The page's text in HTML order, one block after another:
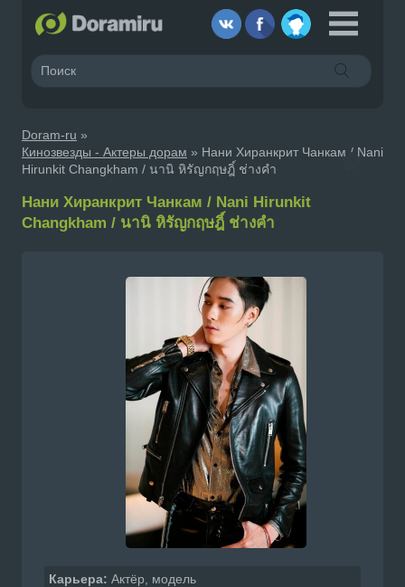
Doram-ru »
Кинозвезды - Актеры дорам » Нани Хиранкрит Чанкам / Nani
Hirunkit Changkham / นานิ หิรัญกฤษฎิ์ ช่างคำ
Нани Хиранкрит Чанкам / Nani Hirunkit
Changkham / นานิ หิรัญกฤษฎิ์ ช่างคำ
Карьера: Актёр, модель